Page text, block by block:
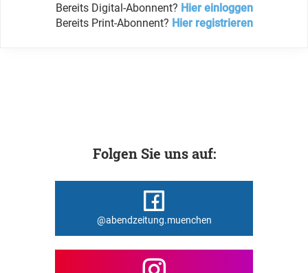
Bereits Digital-Abonnent? Hier einloggen
Bereits Print-Abonnent? Hier registrieren
Folgen Sie uns auf:
@abendzeitung.muenchen